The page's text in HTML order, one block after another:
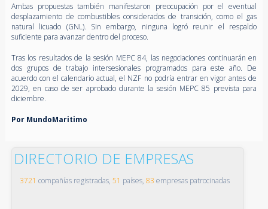
Ambas propuestas también manifestaron preocupación por el eventual
desplazamiento de combustibles considerados de transición, como el gas
natural licuado (GNL). Sin embargo, ninguna logró reunir el respaldo
suficiente para avanzar dentro del proceso.
Tras los resultados de la sesión MEPC 84, las negociaciones continuarán en
dos grupos de trabajo intersesionales programados para este año. De
acuerdo con el calendario actual, el NZF no podría entrar en vigor antes de
2029, en caso de ser aprobado durante la sesión MEPC 85 prevista para
diciembre.
Por MundoMaritimo
DIRECTORIO DE EMPRESAS
3721 compañías registradas, 51 países, 83 empresas patrocinadas